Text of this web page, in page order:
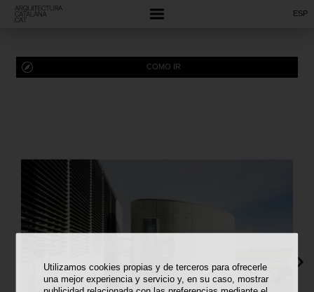
Utilizamos cookies propias y de terceros para ofrecerle
una mejor experiencia y servicio y, en su caso, mostrar
ESP
COMO IR